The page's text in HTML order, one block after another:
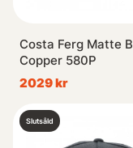
Costa Ferg Matte
Copper 580P
2029 kr
Slutsåld